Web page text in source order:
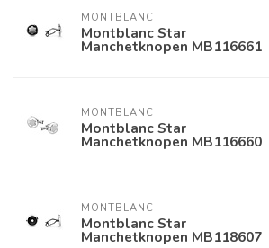
MONTBLANC
Montblanc Star
Manchetknopen MB116661
MONTBLANC
Montblanc Star
Manchetknopen MB116660
MONTBLANC
Montblanc Star
Manchetknopen MB118607